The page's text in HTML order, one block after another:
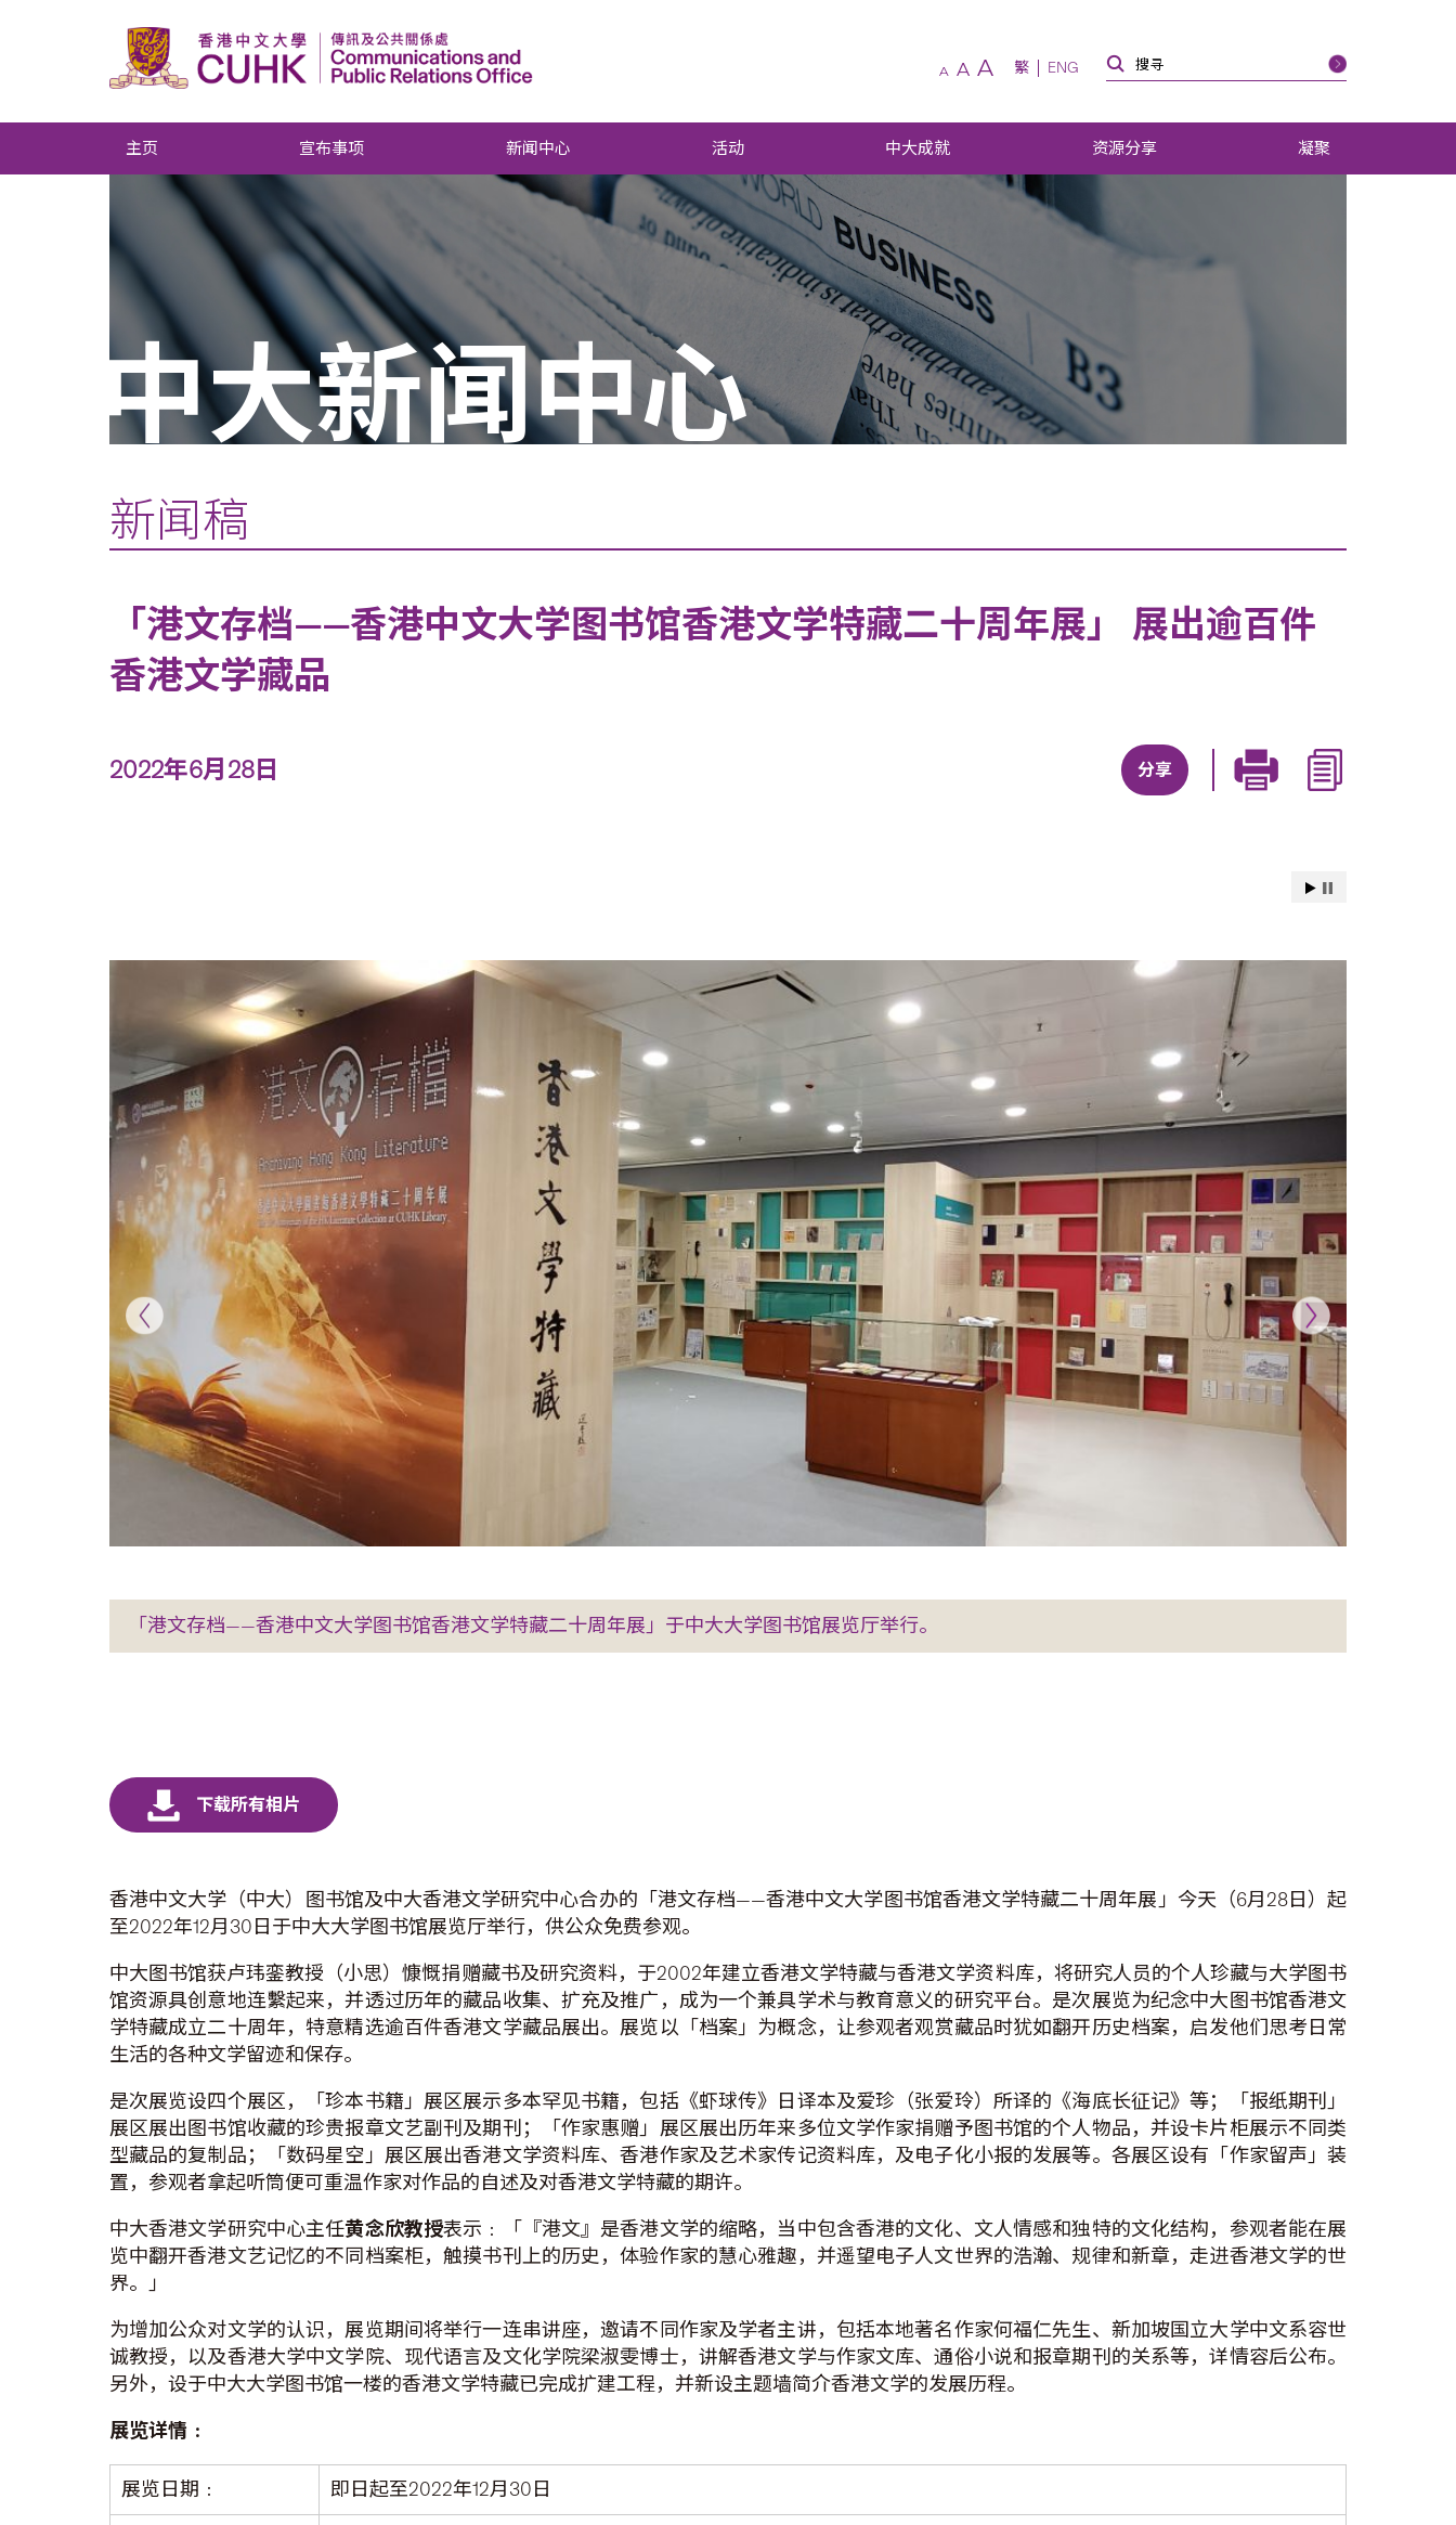
A A A 繁 ENG
主页 宣布事项 新闻中心 活动 中大成就 资源分享 凝聚
中大新闻中心
新闻稿
「港文存档——香港中文大学图书馆香港文学特藏二十周年展」 展出逾百件
香港文学藏品
2022年6月28日 分享
「港文存档——香港中文大学图书馆香港文学特藏二十周年展」于中大大学图书馆展览厅举行。
香港中文大学（中大）图书馆及中大香港文学研究中心合办的「港文存档——香港中文大学图书馆香港文学特藏二十周年展」今天（6月28日）起
至2022年12月30日于中大大学图书馆展览厅举行，供公众免费参观。
中大图书馆获卢玮銮教授（小思）慷慨捐赠藏书及研究资料，于2002年建立香港文学特藏与香港文学资料库，将研究人员的个人珍藏与大学图书
馆资源具创意地连繫起来，并透过历年的藏品收集、扩充及推广，成为一个兼具学术与教育意义的研究平台。是次展览为纪念中大图书馆香港文
学特藏成立二十周年，特意精选逾百件香港文学藏品展出。展览以「档案」为概念，让参观者观赏藏品时犹如翻开历史档案，启发他们思考日常
生活的各种文学留迹和保存。
是次展览设四个展区，「珍本书籍」展区展示多本罕见书籍，包括《虾球传》日译本及爱珍（张爱玲）所译的《海底长征记》等；「报纸期刊」
展区展出图书馆收藏的珍贵报章文艺副刊及期刊；「作家惠赠」展区展出历年来多位文学作家捐赠予图书馆的个人物品，并设卡片柜展示不同类
型藏品的复制品；「数码星空」展区展出香港文学资料库、香港作家及艺术家传记资料库，及电子化小报的发展等。各展区设有「作家留声」装
置，参观者拿起听筒便可重温作家对作品的自述及对香港文学特藏的期许。
中大香港文学研究中心主任黄念欣教授表示﹕「『港文』是香港文学的缩略，当中包含香港的文化、文人情感和独特的文化结构，参观者能在展
览中翻开香港文艺记忆的不同档案柜，触摸书刊上的历史，体验作家的慧心雅趣，并遥望电子人文世界的浩瀚、规律和新章，走进香港文学的世
界。」
为增加公众对文学的认识，展览期间将举行一连串讲座，邀请不同作家及学者主讲，包括本地著名作家何福仁先生、新加坡国立大学中文系容世
诚教授，以及香港大学中文学院、现代语言及文化学院梁淑雯博士，讲解香港文学与作家文库、通俗小说和报章期刊的关系等，详情容后公布。
另外，设于中大大学图书馆一楼的香港文学特藏已完成扩建工程，并新设主题墙简介香港文学的发展历程。
展览详情﹕
展览日期﹕ 即日起至2022年12月30日